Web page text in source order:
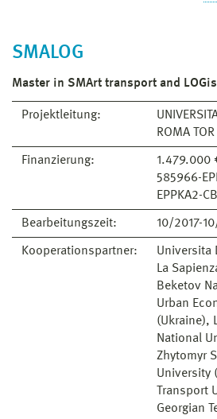
SMALOG
Master in SMArt transport and
Projektleitung:
ROMA TOR
Finanzierung:
1.479.000
585966-
EPPKA2-
Bearbeitungszeit: 10/2017-
Kooperationspartner:
Universita
La
Beketov
Urban
(Ukraine),
National
Zhytomyr
University
Transport
Georgian